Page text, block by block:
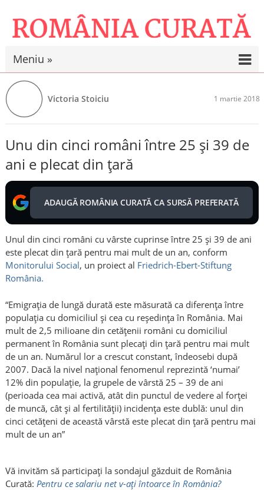
Meniu »
Victoria Stoiciu 1 martie 2018
Unu din cinci români între 25 și 39 de
ani e plecat din țară
ADAUGĂ ROMÂNIA CURATĂ CA SURSĂ PREFERATĂ
Unul din cinci români cu vârste cuprinse între 25 şi 39 de ani
este plecat din ţară pentru mai mult de un an, conform
Monitorului Social, un proiect al Friedrich-Ebert-Stiftung
România.
“Emigraţia de lungă durată este măsurată ca diferenţa între
populaţia cu domiciliul şi cea cu reşedinţa în România. Mai
mult de 2,5 milioane din cetăţenii români cu domiciliul
permanent în România sunt plecaţi din ţară pentru mai mult
de un an. Numărul lor a crescut constant, îndeosebi după
2007. Dacă la nivel naţional fenomenul reprezintă ‘numai’
12% din populaţie, la grupele de vârstă 25 – 39 de ani
(perioada cea mai activă, atât din punctul de vedere al forţei
de muncă, cât şi al fertilităţii) incidenţa este dublă: unul din
cinci cetăţeni de această vârstă este plecat din ţară pentru mai
mult de un an”
Vă invităm să participați la sondajul găzduit de România
Curată: Pentru ce salariu net v-ați întoarce în România?